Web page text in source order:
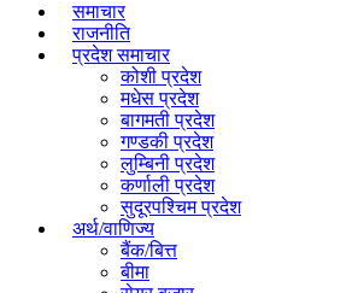
समाचार
राजनीति
प्रदेश समाचार
कोशी प्रदेश
मधेस प्रदेश
बागमती प्रदेश
गण्डकी प्रदेश
लुम्बिनी प्रदेश
कर्णाली प्रदेश
सुदूरपश्चिम प्रदेश
अर्थ/वाणिज्य
बैंक/बित्त
बीमा